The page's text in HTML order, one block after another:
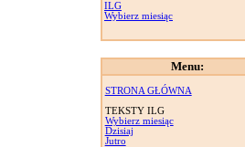
ILG
Wybierz miesiąc
Menu:
STRONA GŁÓWNA
TEKSTY ILG
Wybierz miesiąc
Dzisiaj
Jutro